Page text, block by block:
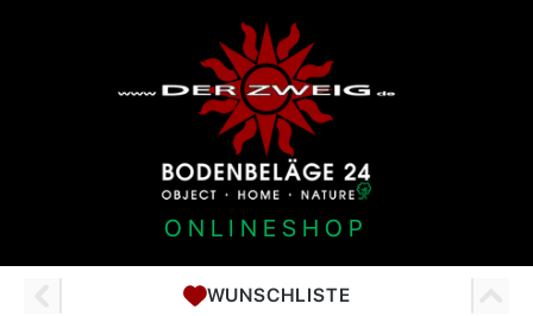
ONLINESHOP
WUNSCHLISTE